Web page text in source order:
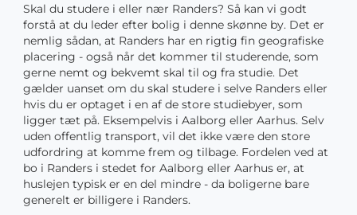
Skal du studere i eller nær Randers? Så kan vi godt
forstå at du leder efter bolig i denne skønne by. Det er
nemlig sådan, at Randers har en rigtig fin geografiske
placering - også når det kommer til studerende, som
gerne nemt og bekvemt skal til og fra studie. Det
gælder uanset om du skal studere i selve Randers eller
hvis du er optaget i en af de store studiebyer, som
ligger tæt på. Eksempelvis i Aalborg eller Aarhus. Selv
uden offentlig transport, vil det ikke være den store
udfordring at komme frem og tilbage. Fordelen ved at
bo i Randers i stedet for Aalborg eller Aarhus er, at
huslejen typisk er en del mindre - da boligerne bare
generelt er billigere i Randers.